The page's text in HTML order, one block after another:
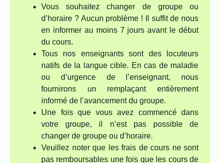
Vous souhaitez changer de groupe ou
d’horaire ? Aucun problème ! Il suffit de nous
en informer au moins 7 jours avant le début
du cours.
Tous nos enseignants sont des locuteurs
natifs de la langue cible. En cas de maladie
ou d’urgence de l’enseignant, nous
fournirons un remplaçant entièrement
informé de l’avancement du groupe.
Une fois que vous avez commencé dans
votre groupe, il n’est pas possible de
changer de groupe ou d’horaire.
Veuillez noter que les frais de cours ne sont
pas remboursables une fois que les cours de